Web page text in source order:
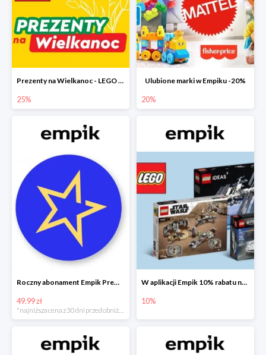
Prezenty na Wielkanoc - LEGO w Empiku do -25%
25%
Ulubione marki w Empiku -20%
20%
Roczny abonament Empik Premium w super cenie
49.99 zł
*najniższa cena z 30 dni przed obniżką
W aplikacji Empik 10% rabatu na klocki LEGO
10%